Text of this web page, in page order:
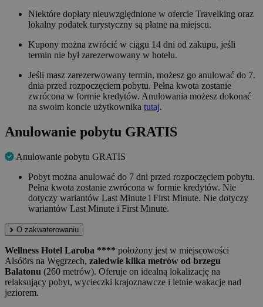
Niektóre dopłaty nieuwzględnione w ofercie Travelking oraz
lokalny podatek turystyczny są płatne na miejscu.
Kupony można zwrócić w ciągu 14 dni od zakupu, jeśli
termin nie był zarezerwowany w hotelu.
Jeśli masz zarezerwowany termin, możesz go anulować do 7.
dnia przed rozpoczęciem pobytu. Pełna kwota zostanie
zwrócona w formie kredytów. Anulowania możesz dokonać
na swoim koncie użytkownika tutaj.
Anulowanie pobytu GRATIS
Anulowanie pobytu GRATIS
Pobyt można anulować do 7 dni przed rozpoczęciem pobytu.
Pełna kwota zostanie zwrócona w formie kredytów. Nie
dotyczy wariantów Last Minute i First Minute. Nie dotyczy
wariantów Last Minute i First Minute.
O zakwaterowaniu
Wellness Hotel Laroba **** położony jest w miejscowości
Alsóörs na Węgrzech, zaledwie kilka metrów od brzegu
Balatonu (260 metrów). Oferuje on idealną lokalizację na
relaksujący pobyt, wycieczki krajoznawcze i letnie wakacje nad
jeziorem.